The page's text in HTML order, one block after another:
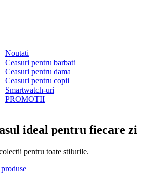
Noutati
Ceasuri pentru barbati
Ceasuri pentru dama
Ceasuri pentru copii
Smartwatch-uri
PROMOTII
ideal pentru fiecare zi
pentru toate stilurile.